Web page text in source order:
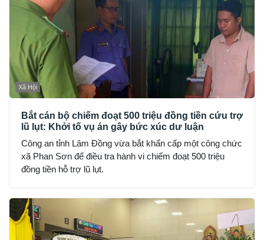
Xã Hội
Bắt cán bộ chiếm đoạt 500 triệu đồng tiền cứu trợ
lũ lụt: Khởi tố vụ án gây bức xúc dư luận
Công an tỉnh Lâm Đồng vừa bắt khẩn cấp một công chức
xã Phan Sơn để điều tra hành vi chiếm đoạt 500 triệu
đồng tiền hỗ trợ lũ lụt.